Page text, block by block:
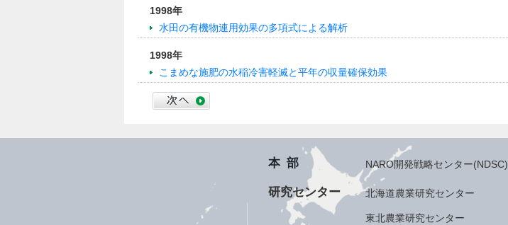
1998年
水田の有機物連用効果の多項式による解析
1998年
こまめな施肥の水稲冷害軽滅と平年の収量確保効果
本部 NARO開発戦略センター(NDSC)
研究センター 北海道農業研究センター
東北農業研究センター